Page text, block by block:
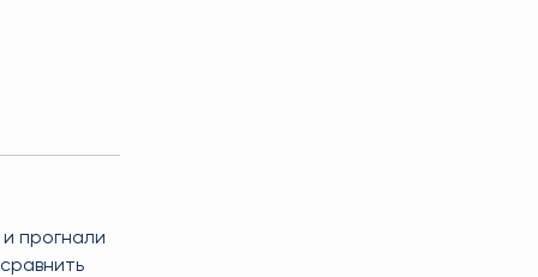
прогнали